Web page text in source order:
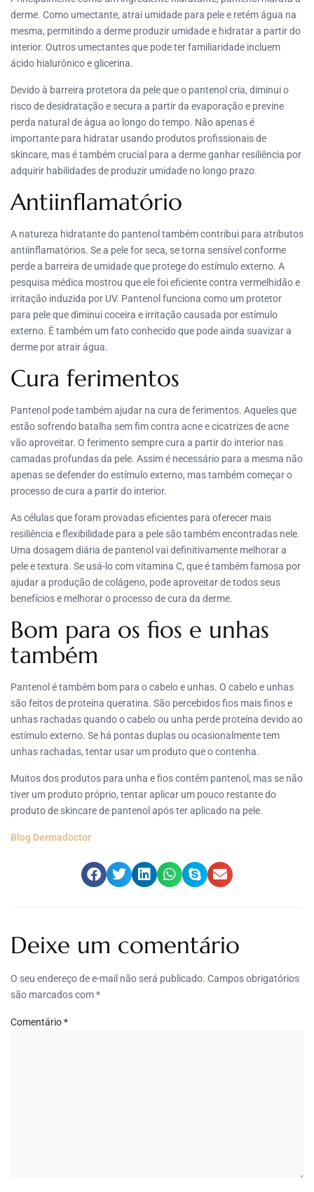
derme. Como umectante, atrai umidade para pele e retém água na
mesma, permitindo a derme produzir umidade e hidratar a partir do
interior. Outros umectantes que pode ter familiaridade incluem
ácido hialurônico e glicerina.
Devido à barreira protetora da pele que o pantenol cria, diminui o
risco de desidratação e secura a partir da evaporação e previne
perda natural de água ao longo do tempo. Não apenas é
importante para hidratar usando produtos profissionais de
skincare, mas é também crucial para a derme ganhar resiliência por
adquirir habilidades de produzir umidade no longo prazo.
Antiinflamatório
A natureza hidratante do pantenol também contribui para atributos
antiinflamatórios. Se a pele for seca, se torna sensível conforme
perde a barreira de umidade que protege do estímulo externo. A
pesquisa médica mostrou que ele foi eficiente contra vermelhidão e
irritação induzida por UV. Pantenol funciona como um protetor
para pele que diminui coceira e irritação causada por estímulo
externo. É também um fato conhecido que pode ainda suavizar a
derme por atrair água.
Cura ferimentos
Pantenol pode também ajudar na cura de ferimentos. Aqueles que
estão sofrendo batalha sem fim contra acne e cicatrizes de acne
vão aproveitar. O ferimento sempre cura a partir do interior nas
camadas profundas da pele. Assim é necessário para a mesma não
apenas se defender do estímulo externo, mas também começar o
processo de cura a partir do interior.
As células que foram provadas eficientes para oferecer mais
resiliência e flexibilidade para a pele são também encontradas nele.
Uma dosagem diária de pantenol vai definitivamente melhorar a
pele e textura. Se usá-lo com vitamina C, que é também famosa por
ajudar a produção de colágeno, pode aproveitar de todos seus
benefícios e melhorar o processo de cura da derme.
Bom para os fios e unhas
também
Pantenol é também bom para o cabelo e unhas. O cabelo e unhas
são feitos de proteína queratina. São percebidos fios mais finos e
unhas rachadas quando o cabelo ou unha perde proteína devido ao
estímulo externo. Se há pontas duplas ou ocasionalmente tem
unhas rachadas, tentar usar um produto que o contenha.
Muitos dos produtos para unha e fios contêm pantenol, mas se não
tiver um produto próprio, tentar aplicar um pouco restante do
produto de skincare de pantenol após ter aplicado na pele.
Blog Dermadoctor
Deixe um comentário
O seu endereço de e-mail não será publicado. Campos obrigatórios
são marcados com*
Comentário*